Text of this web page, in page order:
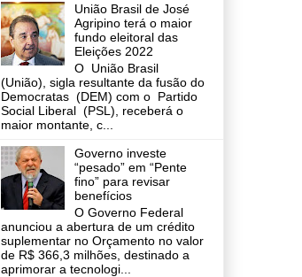
União Brasil de José
Agripino terá o maior
fundo eleitoral das
Eleições 2022
O União Brasil
(União), sigla resultante da fusão do
Democratas (DEM) com o Partido
Social Liberal (PSL), receberá o
maior montante, c...
Governo investe
“pesado” em “Pente
fino” para revisar
benefícios
O Governo Federal
anunciou a abertura de um crédito
suplementar no Orçamento no valor
de R$ 366,3 milhões, destinado a
aprimorar a tecnologi...